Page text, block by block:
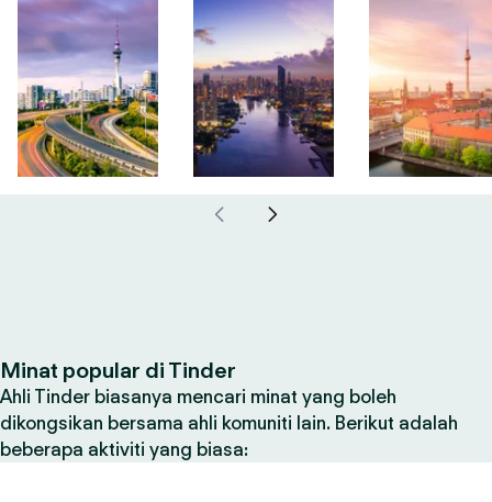
Minat popular di Tinder
Ahli Tinder biasanya mencari minat yang boleh
dikongsikan bersama ahli komuniti lain. Berikut adalah
beberapa aktiviti yang biasa: